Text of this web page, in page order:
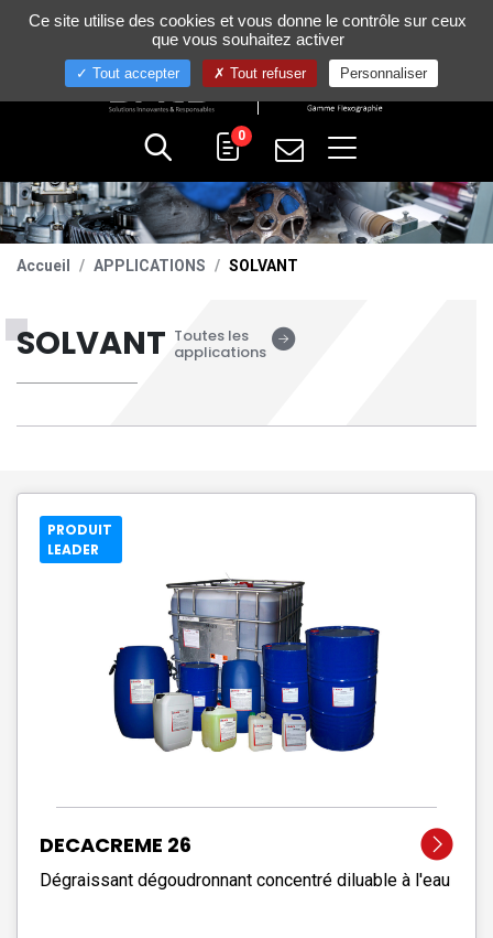
+33 (0)4 75 58 80 10
0
Accueil APPLICATIONS SOLVANT
SOLVANT Toutes les
applications
PRODUIT
LEADER
DECACREME 26
Dégraissant dégoudronnant concentré diluable à l'eau
Gestion de vos préférences sur les cookies
Ce site utilise des cookies et vous donne le contrôle sur ceux
que vous souhaitez activer
Tout accepter Tout refuser Personnaliser